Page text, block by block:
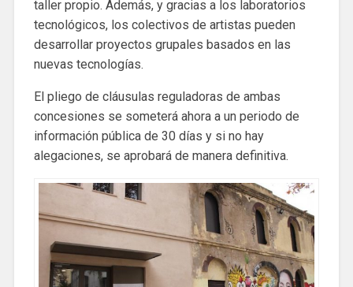
taller propio. Además, y gracias a los laboratorios
tecnológicos, los colectivos de artistas pueden
desarrollar proyectos grupales basados ​​en las
nuevas tecnologías.
El pliego de cláusulas reguladoras de ambas
concesiones se someterá ahora a un periodo de
información pública de 30 días y si no hay
alegaciones, se aprobará de manera definitiva.